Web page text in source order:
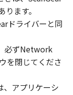
売、頒
により、
させること
逆アセン
ます。
ドライバーと同
必ずNetwork
を閉じてくださ
、アプリケーシ